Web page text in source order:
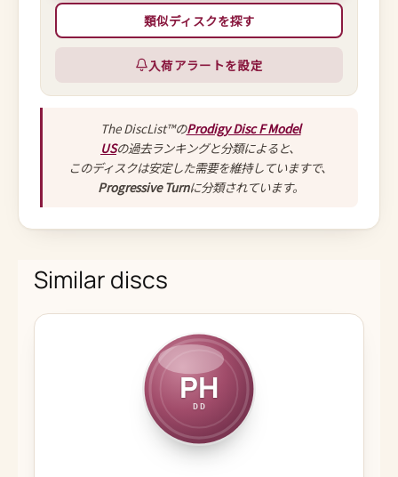
類似ディスクを探す
入荷アラートを設定
The DiscList™のProdigy Disc F Model
USの過去ランキングと分類によると、
このディスクは安定した需要を維持していますで、
Progressive Turnに分類されています。
Similar discs
PH
DD